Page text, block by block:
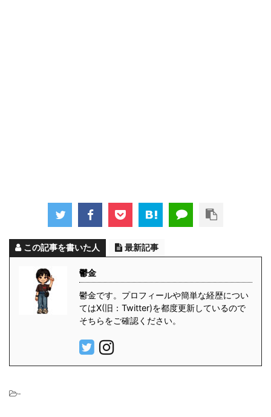
この記事を書いた人 最新記事
鬱金
鬱金です。プロフィールや簡単な経歴につい
てはX(旧：Twitter)を都度更新しているので
そちらをご確認ください。
-